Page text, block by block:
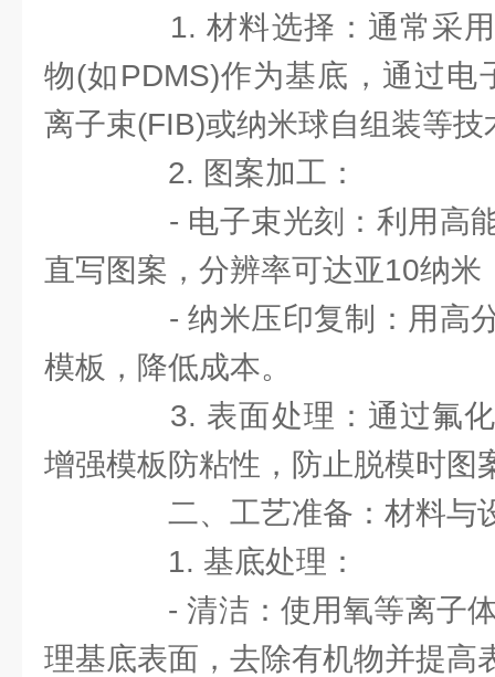
1. 材料选择：通常采用
物(如PDMS)作为基底，通过电
离子束(FIB)或纳米球自组装等
2. 图案加工：
- 电子束光刻：利用高能
直写图案，分辨率可达亚10纳米
- 纳米压印复制：用高分
模板，降低成本。
3. 表面处理：通过氟化
增强模板防粘性，防止脱模时图
二、工艺准备：材料与
1. 基底处理：
- 清洁：使用氧等离子体
理基底表面，去除有机物并提高